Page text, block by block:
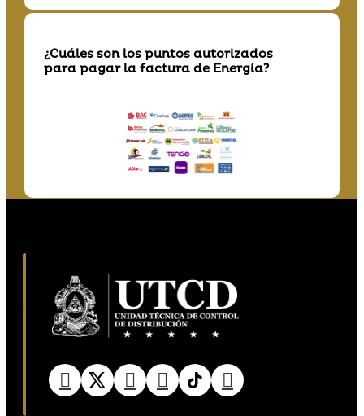
¿Cuáles son los puntos autorizados
para pagar la factura de Energía?